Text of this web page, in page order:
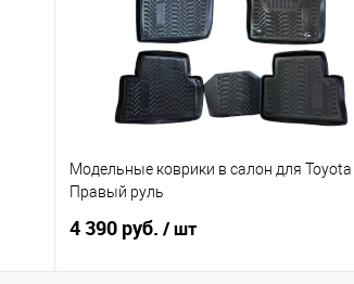
Модельные коврики в салон для Toyota
Правый руль
4 390 руб. / шт